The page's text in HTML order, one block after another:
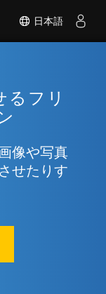
日本語
るフリ
像や写真
せたりす